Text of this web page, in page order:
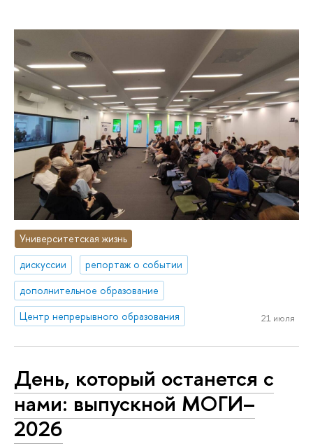
Университетская жизнь
дискуссии
репортаж о событии
дополнительное образование
Центр непрерывного образования
21 июля
День, который останется с
нами: выпускной МОГИ–
2026